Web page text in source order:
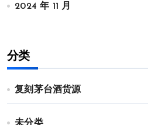
2024 年 11 月
分类
复刻茅台酒货源
未分类